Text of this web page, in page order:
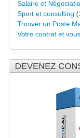
Salaire et
Sport et consulting
Trouver un Poste
Votre contrat et vous
DEVENEZ